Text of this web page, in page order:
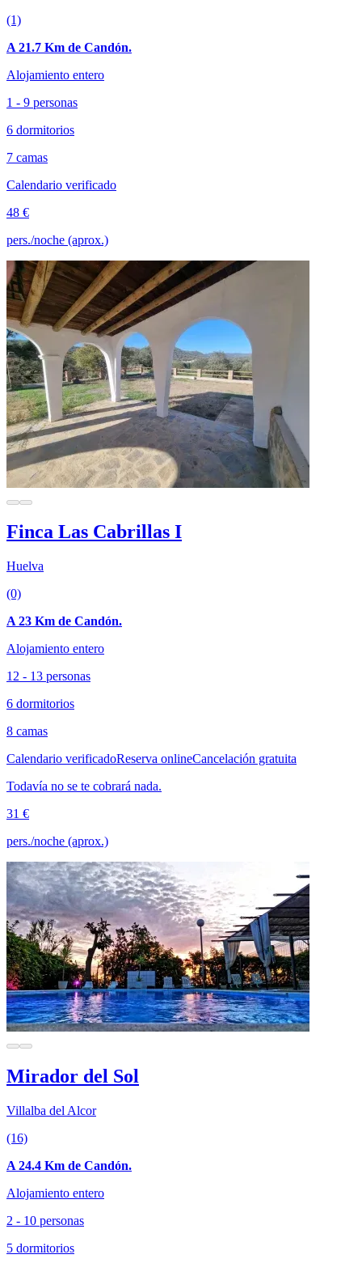
(1)
A 21.7 Km de Candón.
Alojamiento entero
1 - 9 personas
6 dormitorios
7 camas
Calendario verificado
48 €
pers./noche (aprox.)
Finca Las Cabrillas I
Huelva
(0)
A 23 Km de Candón.
Alojamiento entero
12 - 13 personas
6 dormitorios
8 camas
Calendario verificadoReserva onlineCancelación gratuita
Todavía no se te cobrará nada.
31 €
pers./noche (aprox.)
Mirador del Sol
Villalba del Alcor
(16)
A 24.4 Km de Candón.
Alojamiento entero
2 - 10 personas
5 dormitorios